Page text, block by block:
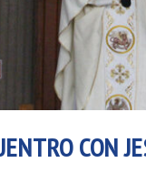
CON